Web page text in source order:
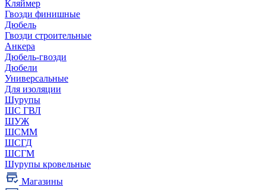
Кляймер
Гвозди финишные
Дюбель
Гвозди строительные
Анкера
Дюбель-гвозди
Дюбели
Универсальные
Для изоляции
Шурупы
ШС ГВЛ
ШУЖ
ШСММ
ШСГД
ШСГМ
Шурупы кровельные
Магазины